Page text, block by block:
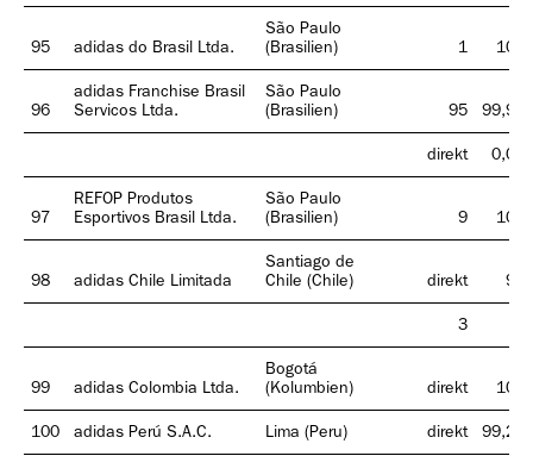
95 adidas do Brasil Ltda.
São Paulo
(Brasilien)
1 100
96
adidas Franchise Brasil
Servicos Ltda.
São Paulo
(Brasilien)
95 99,99
direkt 0,01
97
REFOP Produtos
Esportivos Brasil Ltda.
São Paulo
(Brasilien)
9 100
98 adidas Chile Limitada
Santiago de
Chile (Chile)
direkt 99
3
99 adidas Colombia Ltda.
Bogotá
(Kolumbien)
direkt 100
100 adidas Perú S.A.C. Lima (Peru) direkt 99,21